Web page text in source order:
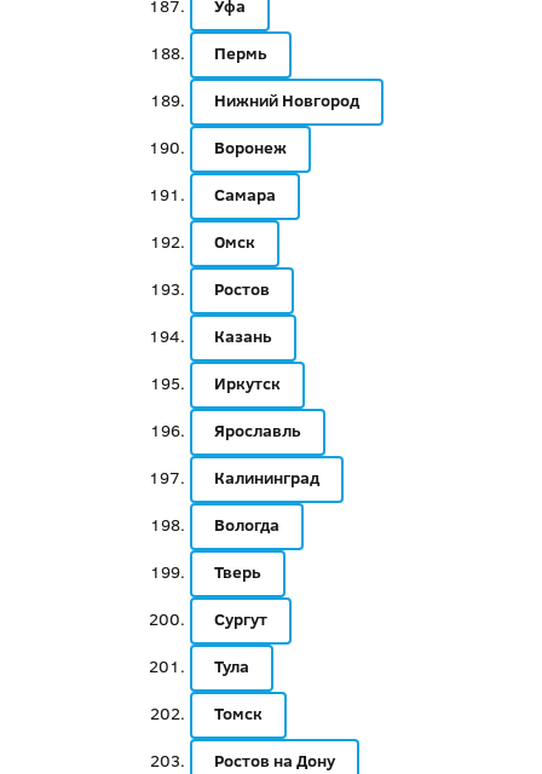
Уфа
Пермь
Нижний Новгород
Воронеж
Самара
Омск
Ростов
Казань
Иркутск
Ярославль
Калининград
Вологда
Тверь
Сургут
Тула
Томск
Ростов на Дону